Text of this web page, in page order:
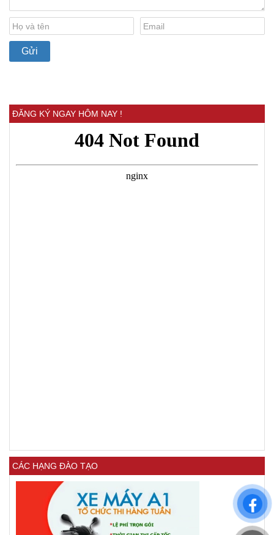
ĐĂNG KÝ NGAY HÔM NAY !
CÁC HẠNG ĐÀO TẠO